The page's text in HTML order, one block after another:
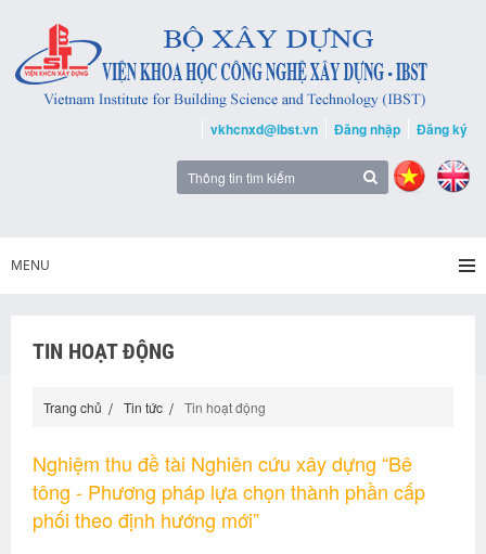
vkhcnxd@ibst.vn Đăng nhập Đăng ký
MENU
TIN HOẠT ĐỘNG
Trang chủ Tin tức Tin hoạt động
Nghiệm thu đề tài Nghiên cứu xây dựng “Bê
tông - Phương pháp lựa chọn thành phần cấp
phối theo định hướng mới”